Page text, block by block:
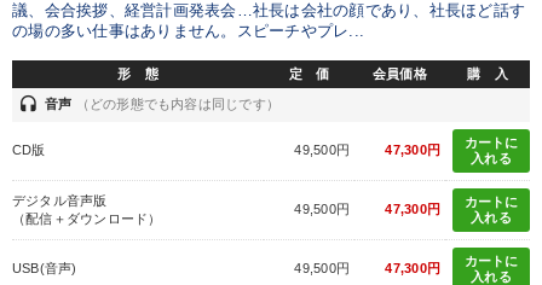
議、会合挨拶、経営計画発表会…社長は会社の顔であり、社長ほど話す
の場の多い仕事はありません。スピーチやプレ...
形 態 定 価 会員価格 購 入
headset 音声 （どの形態でも内容は同じです）
CD版 49,500円 47,300円
カートに
入れる
デジタル音声版
（配信＋ダウンロード）
49,500円 47,300円
カートに
入れる
USB(音声) 49,500円 47,300円
カートに
入れる